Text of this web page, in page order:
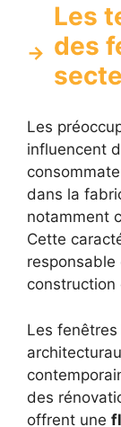
Les
des
Les
influencent
dans la
notamment
Cette
construction
Les fenêtres
des
offrent une